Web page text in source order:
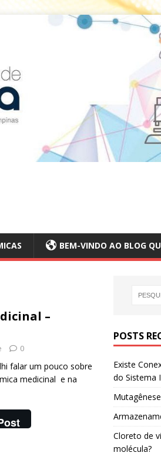
BEM-VINDO AO BLOG
–
0
falar um pouco sobre
medicinal e na
POSTS
Existe
do Sistema
Cloreto de
molécula?